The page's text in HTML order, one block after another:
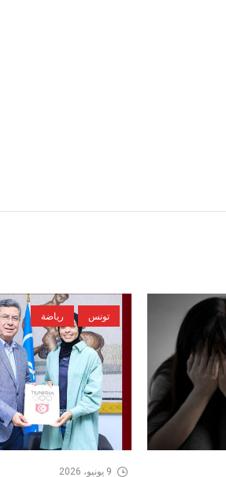
تونس رياضة
9 يونيو، 2026